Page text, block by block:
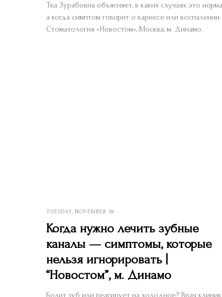
Теа Зурабовна объясняет, в каких случаях это
а когда симптом говорит о кариесе или воспалении.
Стоматология «Новостом», Москва, м. Динамо.
TUESDAY, NOVEMBER 18
Когда нужно лечить зубные
каналы — симптомы, которые
нельзя игнорировать |
“Новостом”, м. Динамо
Болит зуб или реагирует на холодное? Врач